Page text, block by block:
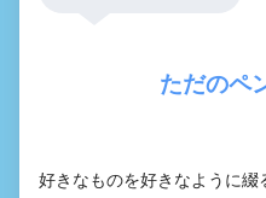
ただのペ
好きなものを好きなように綴